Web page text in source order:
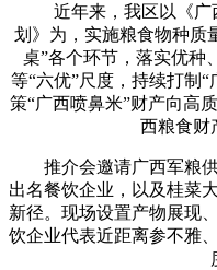
近年来，我区以《广
划》为，实施粮食物种质
桌”各个环节，落实优种
等“六优”尺度，持续打制
策“广西喷鼻米”财产向高
西粮食财
推介会邀请广西军粮供
出名餐饮企业，以及桂菜
新径。现场设置产物展现
饮企业代表近距离参不雅